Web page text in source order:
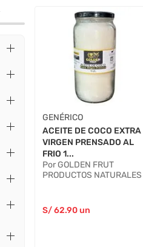
GENÉRICO
ACEITE DE COCO EXTRA
VIRGEN PRENSADO AL
FRIO 1...
Por GOLDEN FRUT
PRODUCTOS NATURALES
S/62.90un